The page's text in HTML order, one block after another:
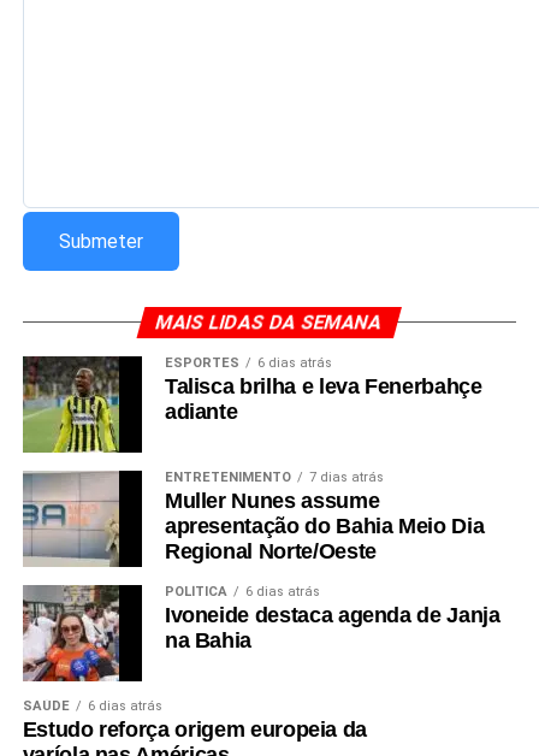
MAIS LIDAS DA SEMANA
ESPORTES 6 dias atrás
Talisca brilha e leva Fenerbahçe
adiante
ENTRETENIMENTO 7 dias atrás
Muller Nunes assume
apresentação do Bahia Meio Dia
Regional Norte/Oeste
POLÍTICA 6 dias atrás
Ivoneide destaca agenda de Janja
na Bahia
SAÚDE 6 dias atrás
Estudo reforça origem europeia da